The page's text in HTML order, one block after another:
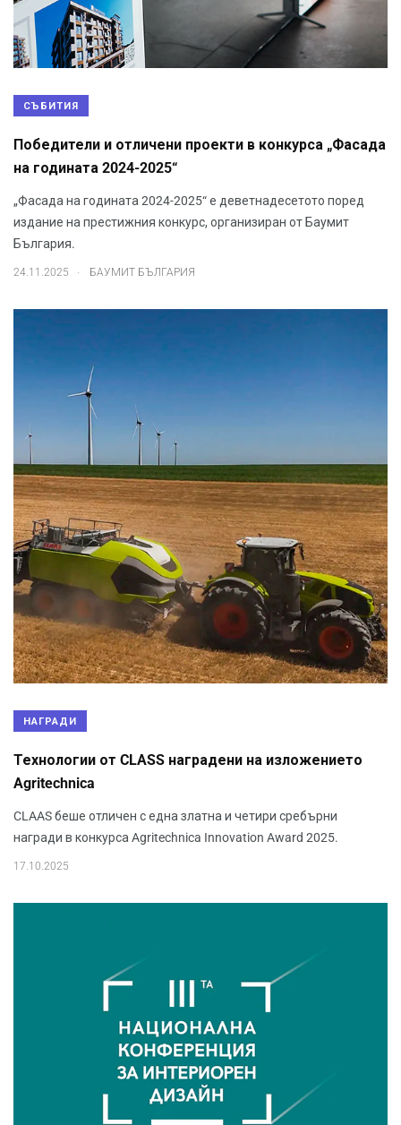
СЪБИТИЯ
Победители и отличени проекти в конкурса „Фасада
на годината 2024-2025“
„Фасада на годината 2024-2025“ е деветнадесетото поред
издание на престижния конкурс, организиран от Баумит
България.
24.11.2025 . БАУМИТ БЪЛГАРИЯ
НАГРАДИ
Технологии от CLASS наградени на изложението
Agritechnica
CLAAS беше отличен с една златна и четири сребърни
награди в конкурса Agritechnica Innovation Award 2025.
17.10.2025